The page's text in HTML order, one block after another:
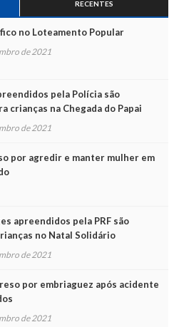
RECENTES
no Loteamento Popular
de 2021
pela Polícia são
crianças na Chegada do Papai
de 2021
por agredir e manter mulher em
apreendidos pela PRF são
no Natal Solidário
de 2021
por embriaguez após acidente
de 2021